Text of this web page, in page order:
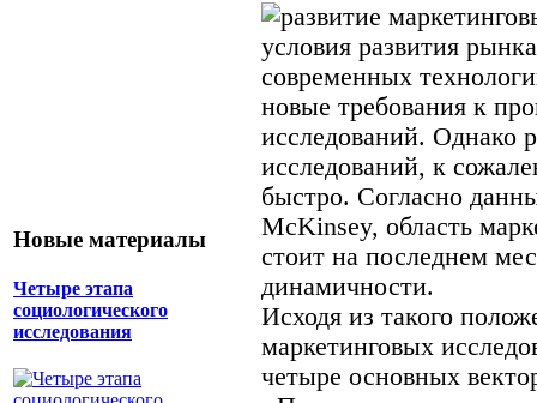
Новые материалы
Четыре этапа
социологического
исследования
условия развития
современных
новые требования к
исследований. Однако
исследований, к
быстро. Согласно
McKinsey, область
стоит на последнем
динамичности.
Исходя из такого
маркетинговых
четыре основных